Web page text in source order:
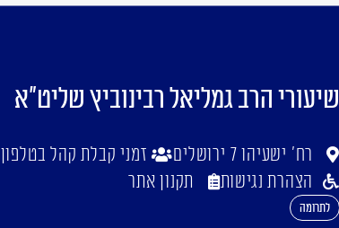
שיעורי הרב גמליאל רבינוביץ שליט"א
רח' ישעיהו 7 ירושלים
זמני קבלת קהל בטלפון 053-4100024
הצהרת נגישות
תקנון אתר
לתרומה